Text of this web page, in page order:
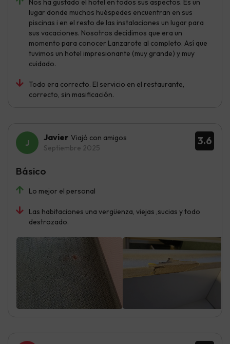
Nos ha gustado el hotel en todos sus aspectos. Es un
lugar donde muchos huéspedes encuentran en sus
piscinas i en el resto de las instalaciones un lugar para
sus vacaciones. Nosotros decidimos que era un
momento para conocer Lanzarote al completo. Así que
tuvimos un hotel impresionante (muy grande) y muy
cuidado.
Todo era correcto. El servicio en el restaurante,
correcto, sin masificación.
3.6
Javier Viajó con amigos
Septiembre 2025
Lo mejor el personal
Las habitaciones una vergüenza, viejas ,sucias y todo
destrozado.
Básico